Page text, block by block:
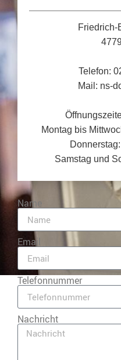
Friedrich-
Telefon:
Mail: ns-
Montag bis
Samstag und
Name
Email
Telefonnummer
Nachricht